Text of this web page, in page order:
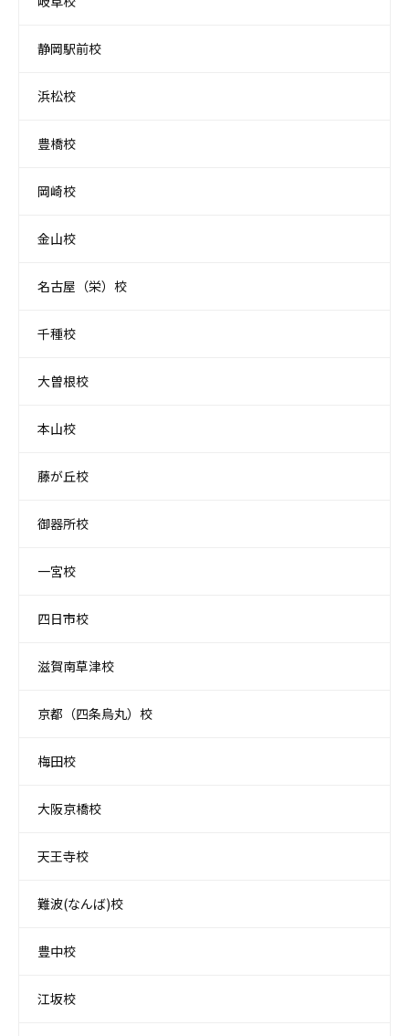
静岡駅前校
浜松校
豊橋校
岡崎校
金山校
名古屋（栄）校
千種校
大曽根校
本山校
藤が丘校
御器所校
一宮校
四日市校
滋賀南草津校
京都（四条烏丸）校
梅田校
大阪京橋校
天王寺校
難波(なんば)校
豊中校
江坂校